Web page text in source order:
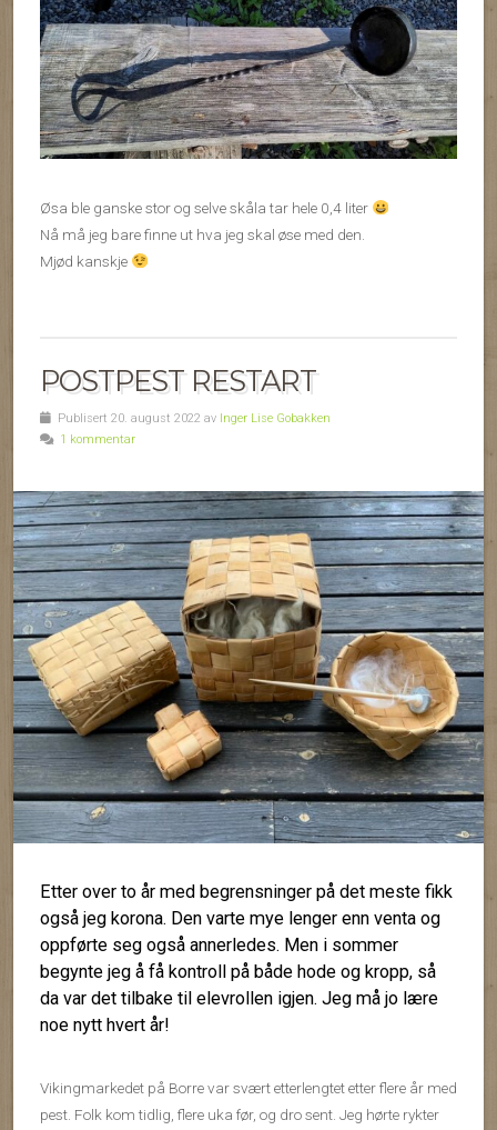
Øsa ble ganske stor og selve skåla tar hele 0,4 liter
Nå må jeg bare finne ut hva jeg skal øse med den.
Mjød kanskje
POSTPEST RESTART
Publisert 20. august 2022 av Inger Lise Gobakken
1 kommentar
Etter over to år med begrensninger på det meste fikk
også jeg korona. Den varte mye lenger enn venta og
oppførte seg også annerledes. Men i sommer
begynte jeg å få kontroll på både hode og kropp, så
da var det tilbake til elevrollen igjen. Jeg må jo lære
noe nytt hvert år!
Vikingmarkedet på Borre var svært etterlengtet etter flere år med
pest. Folk kom tidlig, flere uka før, og dro sent. Jeg hørte rykter